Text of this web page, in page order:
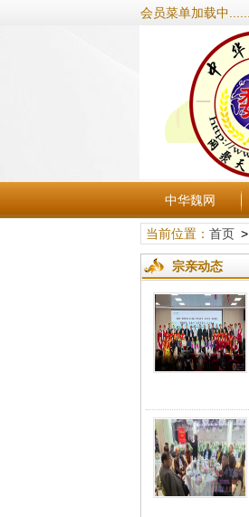
会员菜单加载中......
中华魏网
当前位置： 首页>
宗亲动态